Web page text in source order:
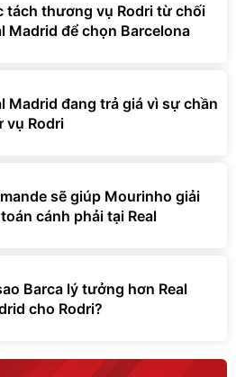
tách thương vụ Rodri từ chối
Madrid để chọn Barcelona
Madrid đang trả giá vì sự chần
vụ Rodri
sẽ giúp Mourinho giải
cánh phải tại Real
Barca lý tưởng hơn Real
cho Rodri?